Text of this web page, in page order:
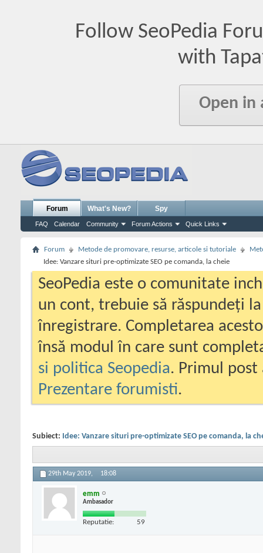
Follow SeoPedia
with
Open in
Forum
FAQ Calendar Community Forum Actions Quick Links
What's New? Spy
Forum Metode de promovare, resurse, articole si tutoriale
Idee: Vanzare situri pre-optimizate SEO pe comanda, la cheie
SeoPedia este o comunitate
un cont, trebuie să răspundeți
înregistrare. Completarea
însă modul în care sunt
si politica Seopedia. Primul
Prezentare forumisti.
Subiect: Idee: Vanzare situri pre-optimizate SEO pe comanda, la
29th May 2019, 18:08
emm
Ambasador
Reputatie: 59